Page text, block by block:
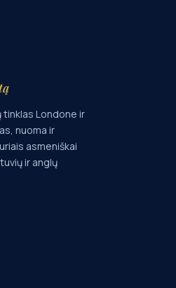
Londone ir
nuoma ir
asmeniškai
ir anglų